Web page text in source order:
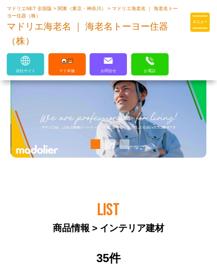
マドリエはLIXILの厳しい基準を
マドリエNET 全国版> 関東（東京・神奈川）>マドリエ海老名 ｜ 海老名トー
ヨー住器（株）
マドリエ海老名 ｜ 海老名トーヨー住器
（株）
自社サイト マド本舗 お問合せ お電話
LIST
商品情報 > インテリア建材
35件